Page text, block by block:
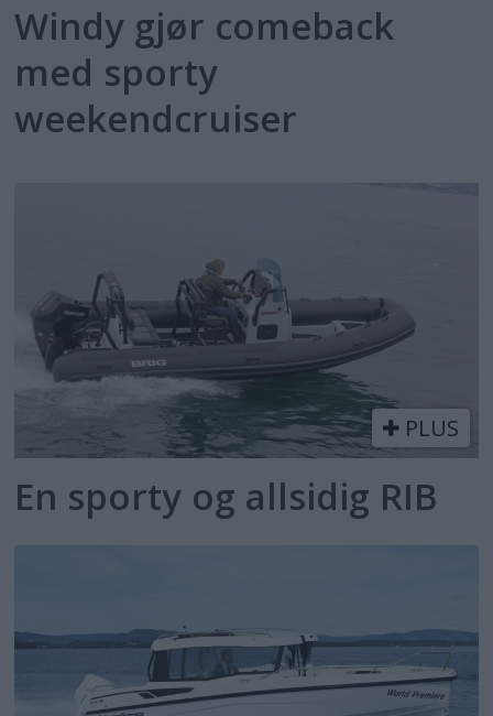
Windy gjør comeback
med sporty
weekendcruiser
PLUS
En sporty og allsidig RIB